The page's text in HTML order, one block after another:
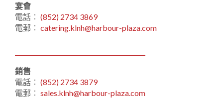
宴會
電話︰ (852) 2734 3869
電郵︰ catering.klnh@harbour-plaza.com
銷售
電話︰ (852) 2734 3879
電郵︰ sales.klnh@harbour-plaza.com